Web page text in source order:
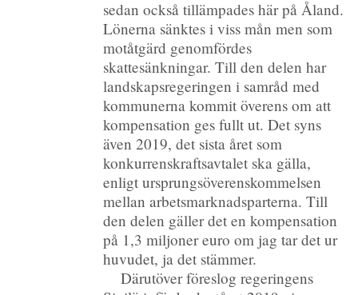
sedan också tillämpades här på Åland.
Lönerna sänktes i viss mån men som
motåtgärd genomfördes
skattesänkningar. Till den delen har
landskapsregeringen i samråd med
kommunerna kommit överens om att
kompensation ges fullt ut. Det syns
även 2019, det sista året som
konkurrenskraftsavtalet ska gälla,
enligt ursprungsöverenskommelsen
mellan arbetsmarknadsparterna. Till
den delen gäller det en kompensation
på 1,3 miljoner euro om jag tar det ur
huvudet, ja det stämmer.
Därutöver föreslog regeringens